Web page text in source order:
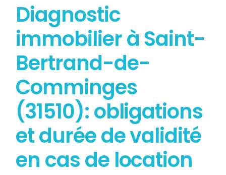
Diagnostic
immobilier à Saint-
Bertrand-de-
Comminges
(31510): obligations
et durée de validité
en cas de location